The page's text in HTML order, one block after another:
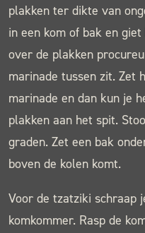
plakken ter dikte van
in een kom of bak en
over de plakken
marinade tussen zit. Zet
marinade en dan kun je
plakken aan het spit.
graden. Zet een bak
boven de kolen komt.
Voor de tzatziki schraap
komkommer. Rasp de